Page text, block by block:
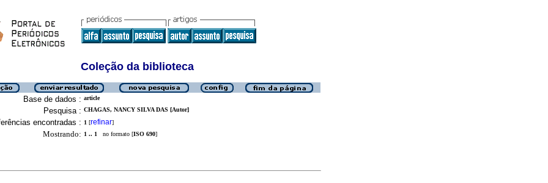
Coleção da biblioteca
Base de dados : article
Pesquisa : CHAGAS, NANCY SILVA DAS [Autor]
encontradas : 1 [refinar]
Mostrando: 1 .. 1 no formato [ISO 690]